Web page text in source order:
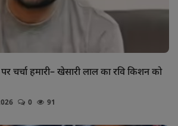
चर्चा हमारी– खेसारी लाल का रवि किशन को
0 91